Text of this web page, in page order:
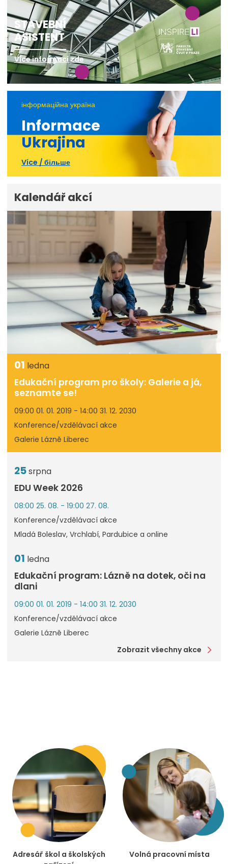
STAVEBNÍ
ASISTENT
Více informací zde
інформаційна україна
Informace
Ukrajina
Více / більше
Kalendář akcí
01 ledna
Edukační program pro školy: Galerie a já,
seznamte se!
09:00 01. 01. 2019 - 14:00 31. 12. 2030
Konference/vzdělávací akce
Galerie Lázně Liberec
25srpna
EDU Week 2026
08:00 25. 08. - 19:00 27. 08.
Konference/vzdělávací akce
Mladá Boleslav, Vrchlabí, Pardubice a online
01 ledna
Edukační program: Lázně na dotek, oči na
dlani
09:00 01. 01. 2019 - 14:00 31. 12. 2030
Konference/vzdělávací akce
Galerie Lázně Liberec
Zobrazit všechny akce
Adresář škol a školských
Volná pracovní místa